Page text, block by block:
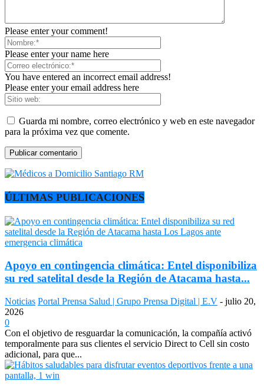
Please enter your comment!
Please enter your name here
You have entered an incorrect email address!
Please enter your email address here
Guarda mi nombre, correo electrónico y web en este navegador
para la próxima vez que comente.
ÚLTIMAS PUBLICACIONES
Apoyo en contingencia climática: Entel disponibiliza
su red satelital desde la Región de Atacama hasta...
Noticias Portal Prensa Salud | Grupo Prensa Digital | E.V - julio 20,
2026
0
Con el objetivo de resguardar la comunicación, la compañía activó
temporalmente para sus clientes el servicio Direct to Cell sin costo
adicional, para que...